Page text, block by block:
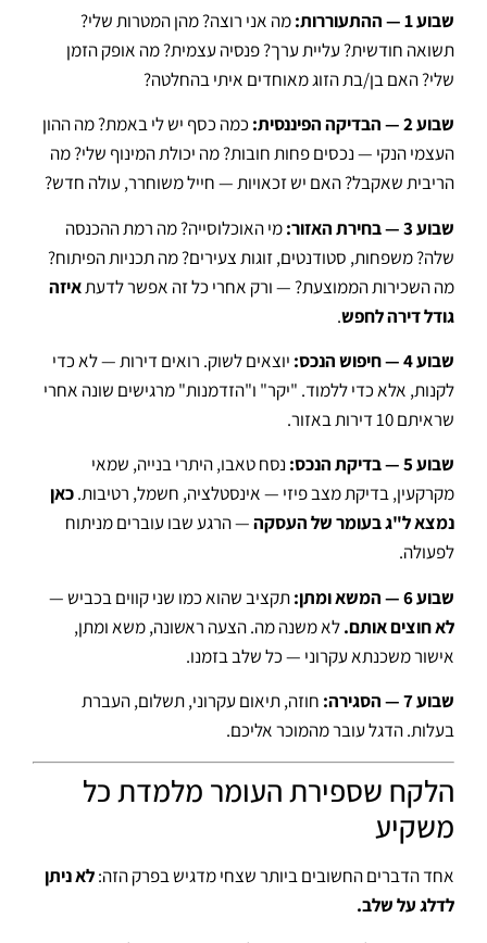
שבוע 1 — ההתעוררות:
מה אני רוצה? מהן המטרות שלי?
תשואה חודשית? עליית ערך? פנסיה עצמית? מה אופק הזמן
שלי? האם בן/בת הזוג מאוחדים איתי בהחלטה?
שבוע 2 — הבדיקה הפיננסית:
כמה כסף יש לי באמת? מה ההון
העצמי הנקי — נכסים פחות חובות? מה יכולת המינוף שלי? מה
הריבית שאקבל? האם יש זכאויות — חייל משוחרר, עולה חדש?
שבוע 3 — בחירת האזור:
מי האוכלוסייה? מה רמת ההכנסה
שלה? משפחות, סטודנטים, זוגות צעירים? מה תכניות הפיתוח?
מה השכירות הממוצעת? — ורק אחרי כל זה אפשר לדעתאיזה
גודל דירה לחפש.
שבוע 4 — חיפוש הנכס:
יוצאים לשוק. רואים דירות — לא כדי
לקנות, אלא כדי ללמוד. "יקר" ו"הזדמנות" מרגישים שונה אחרי
שראיתם 10 דירות באזור.
שבוע 5 — בדיקת הנכס:
נסח טאבו, היתרי בנייה, שמאי
מקרקעין, בדיקת מצב פיזי — אינסטלציה, חשמל, רטיבות.כאן
נמצא ל"ג בעומר של העסקה— הרגע שבו עוברים מניתוח
לפעולה.
שבוע 6 — המשא ומתן:
תקציב שהוא כמו שני קווים בכביש —
לא חוצים אותם.לא משנה מה. הצעה ראשונה, משא ומתן,
אישור משכנתא עקרוני — כל שלב בזמנו.
שבוע 7 — הסגירה:
חוזה, תיאום עקרוני, תשלום, העברת
בעלות. הדגל עובר מהמוכר אליכם.
הלקח שספירת העומר מלמדת כל
משקיע
אחד הדברים החשובים ביותר שצחי מדגיש בפרק הזה:לא ניתן
לדלג על שלב.